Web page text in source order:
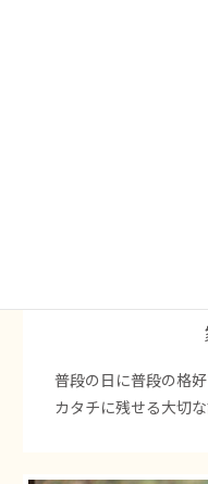
普段の日に普段の格
カタチに残せる大切な